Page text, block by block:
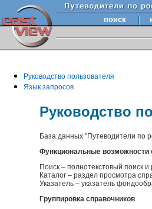
поиск
Руководство пользователя
Язык запросов
Руководство
База данных "Путеводители по
Функциональные возможности
Поиск – полнотекстовый поиск
Каталог – раздел просмотра
Указатель – указатель
Группировка справочников